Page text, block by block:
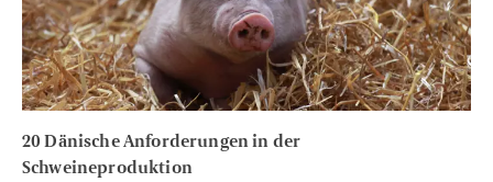
20 Dänische Anforderungen in der
Schweineproduktion